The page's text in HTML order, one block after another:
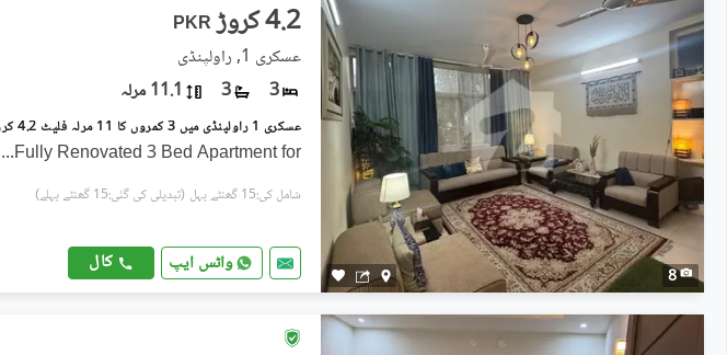
8
PKR 4.2 کروڑ
عسکری 1, راولپنڈی
3
3 11.1 مرلہ
Fully Renovated 3 Bed Apartment for
...
شامل کی:15 گھنٹے پہل (تبدیلی کی گئی:15 گھنٹے پہلے)
واٹس ایپ کال